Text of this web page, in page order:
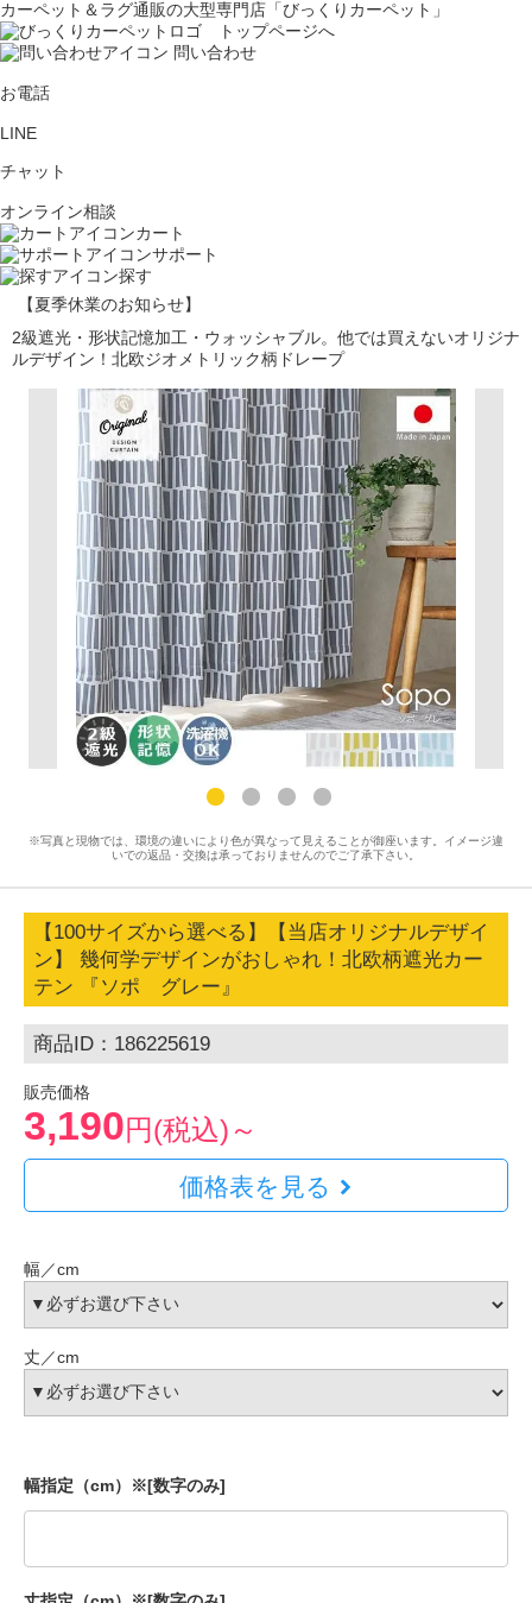
カーペット＆ラグ通販の大型専門店「びっくりカーペット」
問い合わせ
お電話
LINE
チャット
オンライン相談
カート
サポート
探す
【夏季休業のお知らせ】
2級遮光・形状記憶加工・ウォッシャブル。他では買えないオリジナ
ルデザイン！北欧ジオメトリック柄ドレープ
※写真と現物では、環境の違いにより色が異なって見えることが御座います。イメージ違
いでの返品・交換は承っておりませんのでご了承下さい。
【100サイズから選べる】【当店オリジナルデザイ
ン】 幾何学デザインがおしゃれ！北欧柄遮光カー
テン 『ソポ グレー』
商品ID：186225619
販売価格
3,190円(税込)～
価格表を見る
幅／cm
丈／cm
幅指定（cm）※[数字のみ]